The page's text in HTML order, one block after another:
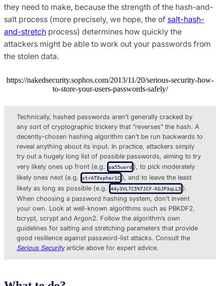
they need to make, because the strength of the hash-and-
salt process (more precisely, we hope, the of salt-hash-
and-stretch process) determines how quickly the
attackers might be able to work out your passwords from
the stolen data.
https://nakedsecurity.sophos.com/2013/11/20/serious-security-how-
to-store-your-users-passwords-safely/
Technically, hashed passwords aren’t generally cracked by
any sort of cryptographic trickery that “reverses” the hash. A
decently-chosen hashing algorithm can’t be run backwards to
reveal anything about its input. In practice, attackers simply
try out a hugely long list of possible passwords, aiming to try
very likely ones up front (e.g.
pa55word ), to pick moderately
likely ones next (e.g.
strAT0spher1C ), and to leave the least
likely as long as possible (e.g.
44y3VL7C5%TJCF-KGJP3qLL5 ).
When choosing a password hashing system, don’t invent
your own. Look at well-known algorithms such as PBKDF2,
bcrypt, scrypt and Argon2. Follow the algorithm’s own
guidelines for salting and stretching parameters that provide
good resilience against password-list attacks. Consult the
Serious Securityarticle above for expert advice.